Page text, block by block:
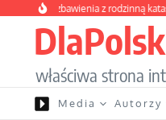
Przejdź do treści
kurs zbawienia z rodzinną
właściwa strona
Media Autorzy